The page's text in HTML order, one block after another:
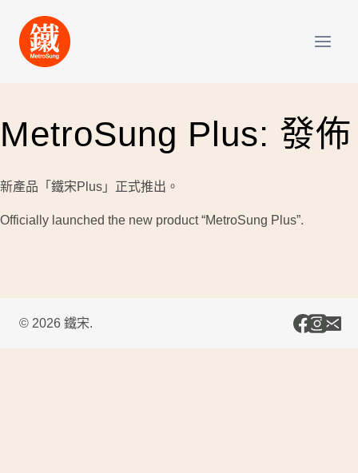
content
MetroSung Plus: 發佈
新產品「鐵宋Plus」正式推出。
Officially launched the new product “MetroSung Plus”.
© 2026 鐵宋.